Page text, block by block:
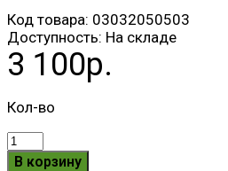
Код товара: 03032050503
Доступность: На складе
3 100р.
Кол-во